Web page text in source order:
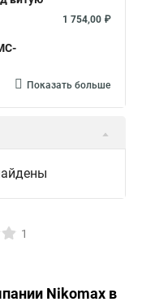
1 754,00 ₽
Показать больше
1
Nikomax в